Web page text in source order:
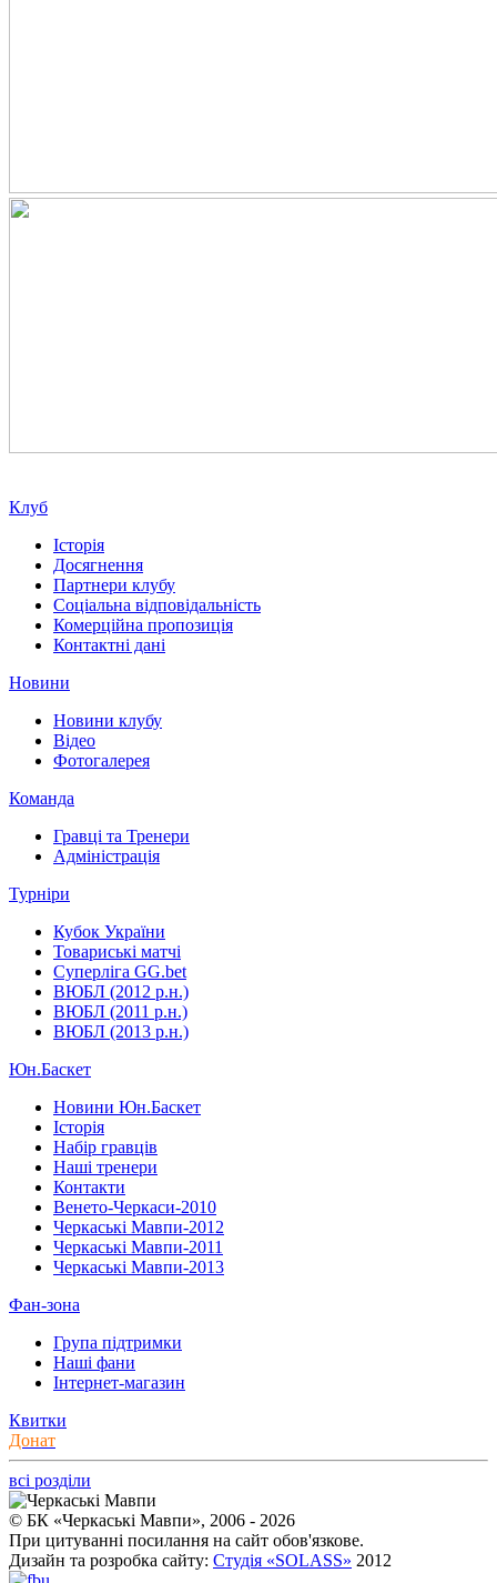
Клуб
Історія
Досягнення
Партнери клубу
Соціальна відповідальність
Комерційна пропозиція
Контактні дані
Новини
Новини клубу
Відео
Фотогалерея
Команда
Гравці та Тренери
Адміністрація
Турніри
Кубок України
Товариські матчі
Суперліга GG.bet
ВЮБЛ (2012 р.н.)
ВЮБЛ (2011 р.н.)
ВЮБЛ (2013 р.н.)
Юн.Баскет
Новини Юн.Баскет
Історія
Набір гравців
Наші тренери
Контакти
Венето-Черкаси-2010
Черкаські Мавпи-2012
Черкаські Мавпи-2011
Черкаські Мавпи-2013
Фан-зона
Група підтримки
Наші фани
Інтернет-магазин
Квитки
Донат
всі розділи
© БК «Черкаські Мавпи», 2006 - 2026
При цитуванні посилання на сайт обов'язкове.
Дизайн та розробка сайту: Студія «SOLASS» 2012